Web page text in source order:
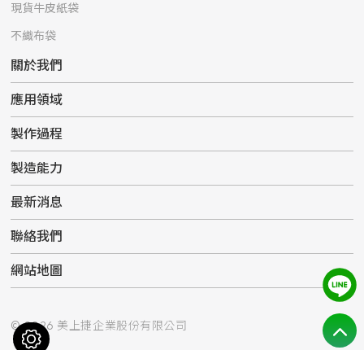
現貨牛皮紙袋
不織布袋
關於我們
應用領域
製作過程
製造能力
最新消息
聯絡我們
網站地圖
© 2026 美上捷企業股份有限公司